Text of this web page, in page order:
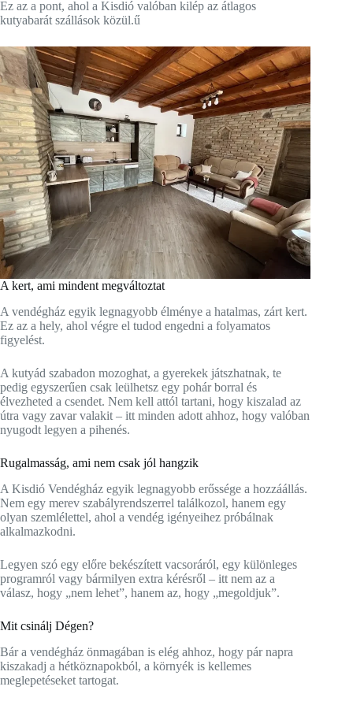
Ez az a pont, ahol a Kisdió valóban kilép az átlagos
kutyabarát szállások közül.ű
A kert, ami mindent megváltoztat
A vendégház egyik legnagyobb élménye a hatalmas, zárt kert.
Ez az a hely, ahol végre el tudod engedni a folyamatos
figyelést.
A kutyád szabadon mozoghat, a gyerekek játszhatnak, te
pedig egyszerűen csak leülhetsz egy pohár borral és
élvezheted a csendet. Nem kell attól tartani, hogy kiszalad az
útra vagy zavar valakit – itt minden adott ahhoz, hogy valóban
nyugodt legyen a pihenés.
Rugalmasság, ami nem csak jól hangzik
A Kisdió Vendégház egyik legnagyobb erőssége a hozzáállás.
Nem egy merev szabályrendszerrel találkozol, hanem egy
olyan szemlélettel, ahol a vendég igényeihez próbálnak
alkalmazkodni.
Legyen szó egy előre bekészített vacsoráról, egy különleges
programról vagy bármilyen extra kérésről – itt nem az a
válasz, hogy „nem lehet”, hanem az, hogy „megoldjuk”.
Mit csinálj Dégen?
Bár a vendégház önmagában is elég ahhoz, hogy pár napra
kiszakadj a hétköznapokból, a környék is kellemes
meglepetéseket tartogat.